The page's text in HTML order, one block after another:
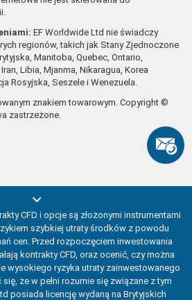
EF Worldwide Ltd nie świadczy
regionów, takich jak Stany Zjednoczone
Manitoba, Quebec, Ontario,
Libia, Mjanma, Nikaragua, Korea
Rosyjska, Seszele i Wenezuela.
znakiem towarowym. Copyright ©
zastrzeżone.
CFD i opcje są złożonymi instrumentami
szybkiej utraty środków z powodu
cen. Przed rozpoczęciem inwestowania
kontrakty CFD, oraz ocenić, czy można
wysokiego ryzyka utraty zainwestowanego
się, że w pełni rozumie się związane z tym
posiada licencję wydaną na Brytyjskich